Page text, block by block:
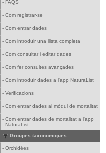
- FAQS
- Com registrar-se
- Com entrar dades
- Com introduir una llista completa
- Com consultar i editar dades
- Com fer consultes avançades
- Com introduir dades a l'app NaturaList
- Verificacions
- Com entrar dades al mòdul de mortalitat
- Com entrar dades de mortalitat a l'app
NaturaList
Groupes taxonomiques
- Orchidées